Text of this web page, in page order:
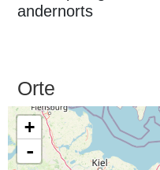
andernorts
Orte
+
-